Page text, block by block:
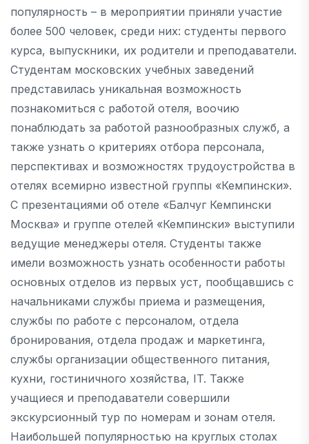
популярность – в мероприятии приняли участие
более 500 человек, среди них: студенты первого
курса, выпускники, их родители и преподаватели.
Студентам московских учебных заведений
представилась уникальная возможность
познакомиться с работой отеля, воочию
понаблюдать за работой разнообразных служб, а
также узнать о критериях отбора персонала,
перспективах и возможностях трудоустройства в
отелях всемирно известной группы «Кемпински».
С презентациями об отеле «Балчуг Кемпински
Москва» и группе отелей «Кемпински» выступили
ведущие менеджеры отеля. Студенты также
имели возможность узнать особенности работы
основных отделов из первых уст, пообщавшись с
начальниками службы приема и размещения,
службы по работе с персоналом, отдела
бронирования, отдела продаж и маркетинга,
службы организации общественного питания,
кухни, гостиничного хозяйства, IT. Также
учащиеся и преподаватели совершили
экскурсионный тур по номерам и зонам отеля.
Наибольшей популярностью на круглых столах